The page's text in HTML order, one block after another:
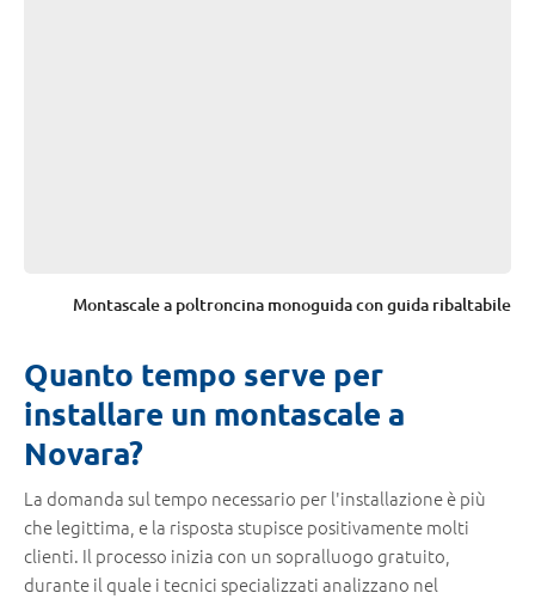
Montascale a poltroncina monoguida con guida ribaltabile
Quanto tempo serve per
installare un montascale a
Novara?
La domanda sul tempo necessario per l'installazione è più
che legittima, e la risposta stupisce positivamente molti
clienti. Il processo inizia con un sopralluogo gratuito,
durante il quale i tecnici specializzati analizzano nel